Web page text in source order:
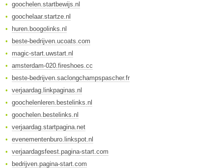
goochelen.startbewijs.nl
goochelaar.startze.nl
huren.boogolinks.nl
beste-bedrijven.ucoats.com
magic-start.uwstart.nl
amsterdam-020.fireshoes.cc
beste-bedrijven.saclongchampspascher.fr
verjaardag.linkpaginas.nl
goochelenleren.bestelinks.nl
goochelen.bestelinks.nl
verjaardag.startpagina.net
evenementenburo.linkspot.nl
verjaardagsfeest.pagina-start.com
bedrijven.pagina-start.com